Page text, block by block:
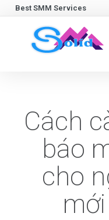
Best SMM Services
Cách
báo
cho